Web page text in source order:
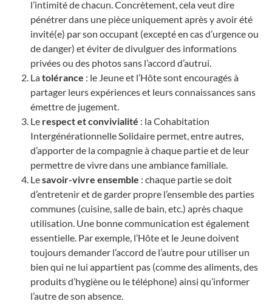
l’intimité de chacun. Concrètement, cela veut dire
pénétrer dans une pièce uniquement après y avoir été
invité(e) par son occupant (excepté en cas d’urgence ou
de danger) et éviter de divulguer des informations
privées ou des photos sans l’accord d’autrui.
Latolérance : le Jeune et l’Hôte sont encouragés à
partager leurs expériences et leurs connaissances sans
émettre de jugement.
Le respect et convivialité : la Cohabitation
Intergénérationnelle Solidaire permet, entre autres,
d’apporter de la compagnie à chaque partie et de leur
permettre de vivre dans une ambiance familiale.
Lesavoir-vivre ensemble : chaque partie se doit
d’entretenir et de garder propre l’ensemble des parties
communes (cuisine, salle de bain, etc.) après chaque
utilisation. Une bonne communication est également
essentielle. Par exemple, l’Hôte et le Jeune doivent
toujours demander l’accord de l’autre pour utiliser un
bien qui ne lui appartient pas (comme des aliments, des
produits d’hygiène ou le téléphone) ainsi qu’informer
l’autre de son absence.